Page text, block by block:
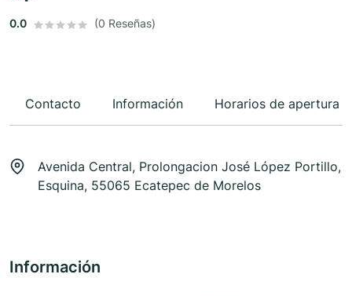
0.0 (0 Reseñas)
Contacto Información Horarios de apertura
Avenida Central, Prolongacion José López Portillo,
Esquina, 55065 Ecatepec de Morelos
Información